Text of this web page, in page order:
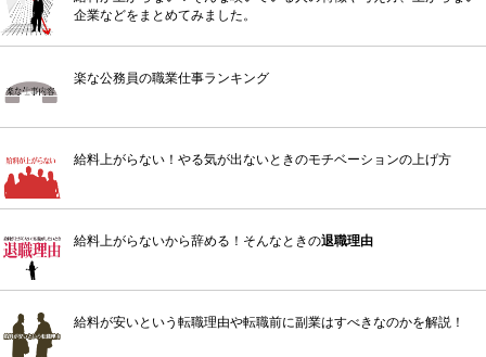
企業などをまとめてみました。
楽な公務員の職業仕事ランキング
給料上がらない！やる気が出ないときのモチベーションの上げ方
給料上がらないから辞める！そんなときの退職理由
給料が安いという転職理由や転職前に副業はすべきなのかを解説！